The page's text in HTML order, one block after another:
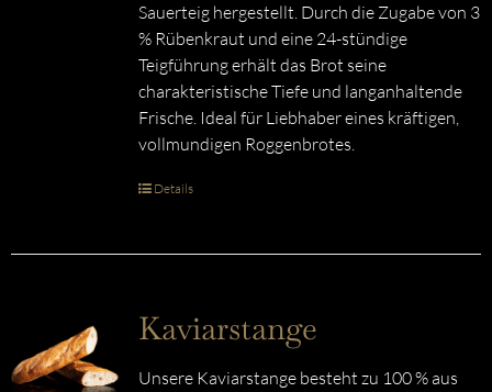
Sauerteig hergestellt. Durch die Zugabe von 3
% Rübenkraut und eine 24-stündige
Teigführung erhält das Brot seine
charakteristische Tiefe und langanhaltende
Frische. Ideal für Liebhaber eines kräftigen,
vollmundigen Roggenbrotes.
Details
Kaviarstange
Unsere Kaviarstange besteht zu 100 % aus